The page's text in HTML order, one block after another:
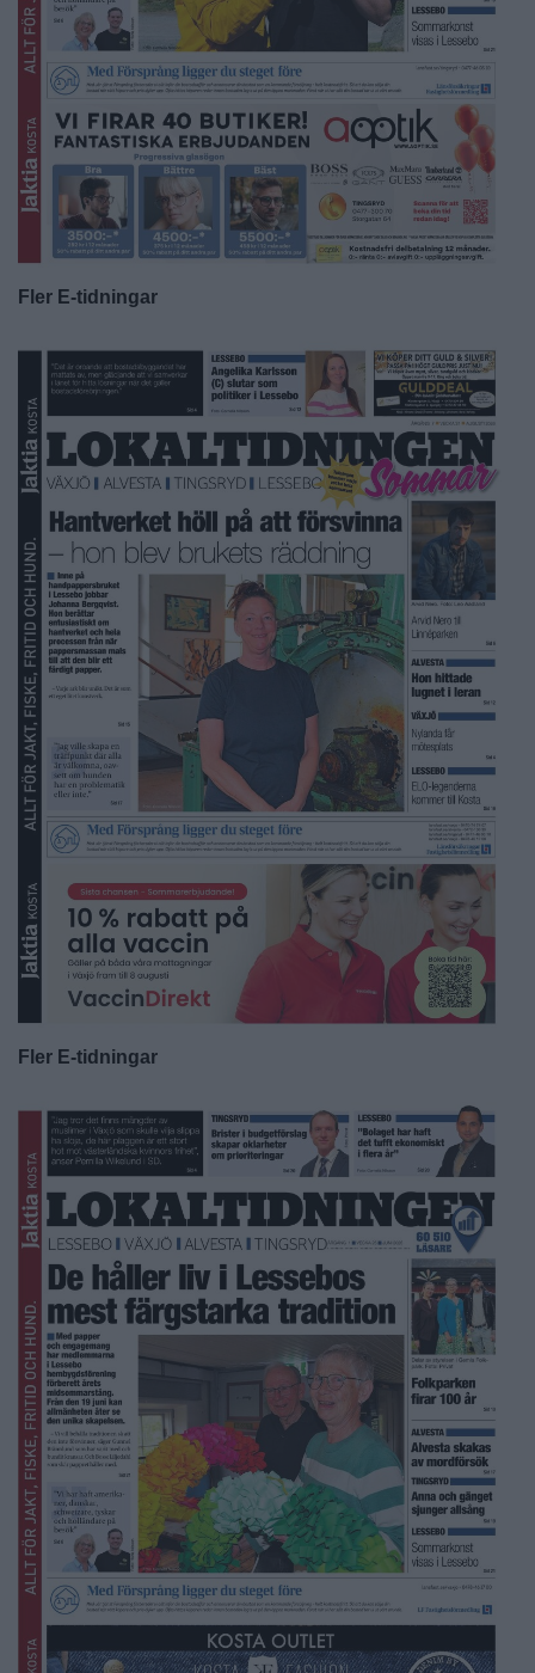
Fler E-tidningar
Fler E-tidningar